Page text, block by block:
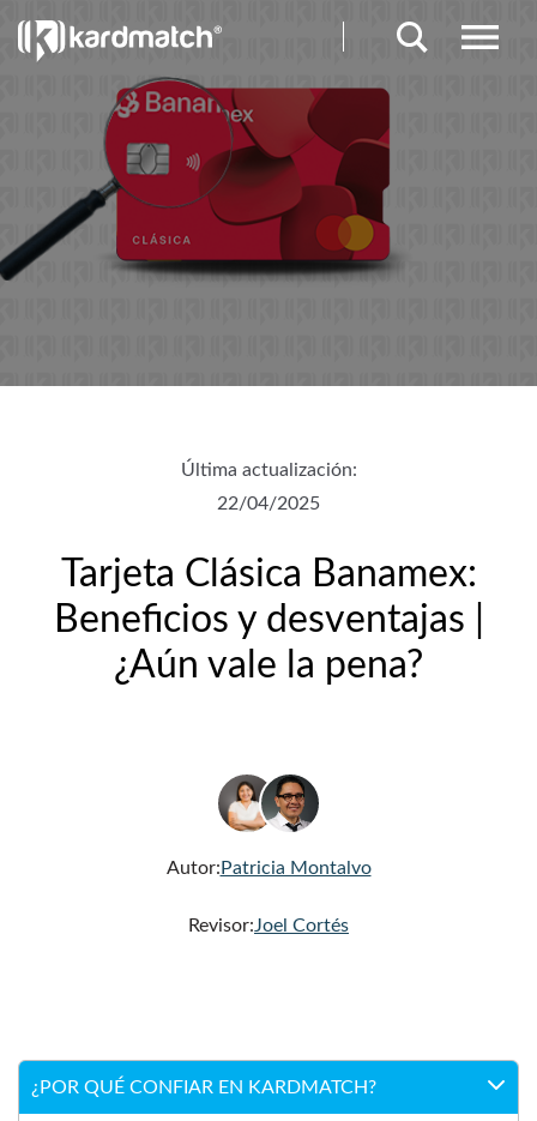
Última actualización:
22/04/2025
Tarjeta Clásica Banamex:
Beneficios y desventajas |
¿Aún vale la pena?
Autor: Patricia Montalvo
Revisor:Joel Cortés
¿POR QUÉ CONFIAR EN KARDMATCH?